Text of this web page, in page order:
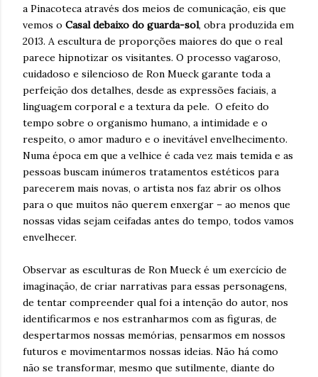
a Pinacoteca através dos meios de comunicação, eis que
vemos o Casal debaixo do guarda-sol, obra produzida em
2013. A escultura de proporções maiores do que o real
parece hipnotizar os visitantes. O processo vagaroso,
cuidadoso e silencioso de Ron Mueck garante toda a
perfeição dos detalhes, desde as expressões faciais, a
linguagem corporal e a textura da pele. O efeito do
tempo sobre o organismo humano, a intimidade e o
respeito, o amor maduro e o inevitável envelhecimento.
Numa época em que a velhice é cada vez mais temida e as
pessoas buscam inúmeros tratamentos estéticos para
parecerem mais novas, o artista nos faz abrir os olhos
para o que muitos não querem enxergar – ao menos que
nossas vidas sejam ceifadas antes do tempo, todos vamos
envelhecer.
Observar as esculturas de Ron Mueck é um exercício de
imaginação, de criar narrativas para essas personagens,
de tentar compreender qual foi a intenção do autor, nos
identificarmos e nos estranharmos com as figuras, de
despertarmos nossas memórias, pensarmos em nossos
futuros e movimentarmos nossas ideias. Não há como
não se transformar, mesmo que sutilmente, diante do